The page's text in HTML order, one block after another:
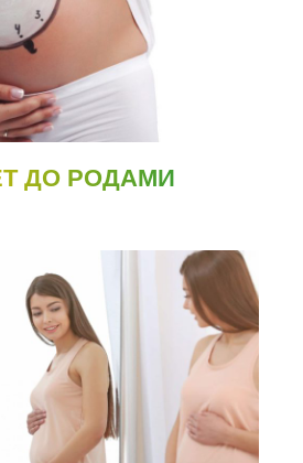
ДО РОДАМИ